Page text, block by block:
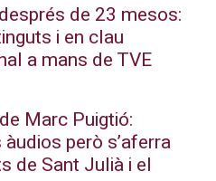
de 23 mesos:
i en clau
a mans de TVE
Marc Puigtió:
però s’aferra
de Sant Julià i el